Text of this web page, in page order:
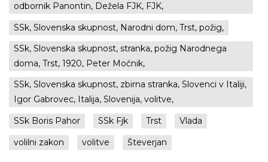
odbornik Panontin, Dežela FJK, FJK,
SSk, Slovenska skupnost, Narodni dom, Trst, požig,
SSk, Slovenska skupnost, stranka, požig Narodnega
doma, Trst, 1920, Peter Močnik,
SSk, Slovenska skupnost, zbirna stranka, Slovenci v Italiji,
Igor Gabrovec, Italija, Slovenija, volitve,
SSk Boris Pahor
SSk Fjk Trst
Vlada
volilni zakon
volitve Števerjan